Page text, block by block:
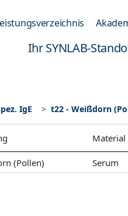
Ihr SYNLAB-
IgE t22 - Weißdorn
Material
(Pollen) Serum